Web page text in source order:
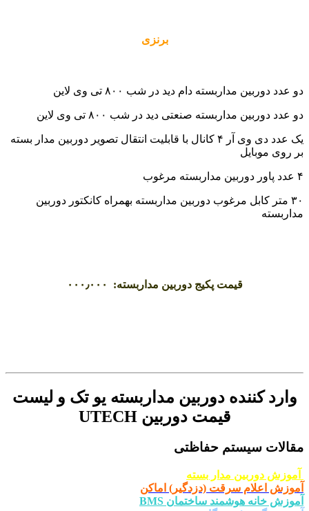
برنزی
دو عدد دوربین مداربسته دام دید در شب ۸۰۰ تی وی لاین
دو عدد دوربین مداربسته صنعتی دید در شب ۸۰۰ تی وی لاین
یک عدد دی وی آر ۴ کانال با قابلیت انتقال تصویر دوربین مدار بسته
بر روی موبایل
۴ عدد پاور دوربین مداربسته مرغوب
۳۰ متر کابل مرغوب دوربین مداربسته بهمراه کانکتور دوربین
مداربسته
قیمت پکیج دوربین مداربسته: ۰۰۰٫۰۰۰
وارد کننده دوربین مداربسته یو تک و لیست
قیمت دوربین UTECH
مقالات سیستم حفاظتی
آموزش دوربین مدار بسته
آموزش اعلام سرقت (دزدگیر) اماکن
آموزش خانه هوشمند ساختمان BMS